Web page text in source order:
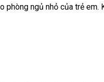
ngủ nhỏ của trẻ em.